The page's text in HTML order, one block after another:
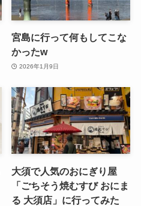
宮島に行って何もしてこな
かったw
2026年1月9日
大須で人気のおにぎり屋
「ごちそう焼むすび おにま
る 大須店」に行ってみた